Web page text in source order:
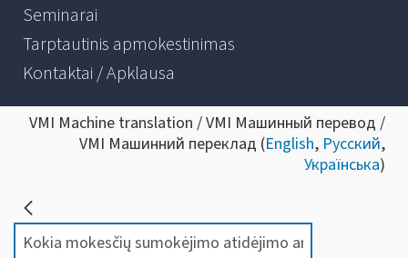
Seminarai
Tarptautinis apmokestinimas
Kontaktai / Apklausa
VMI Machine translation / VMI Машинный перевод /
VMI Машинний переклад (English, Русский,
Українська)